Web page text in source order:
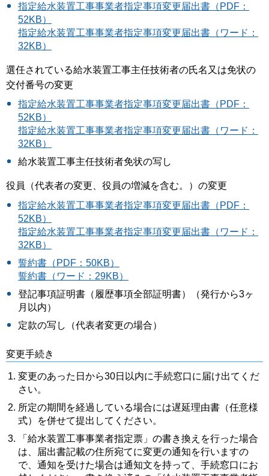
指定給水装置工事事業者指定事項変更届出書（PDF：
52KB）
指定給水装置工事事業者指定事項変更届出書（ワード：
32KB）
選任されている給水装置工事主任技術者の氏名又は免状の
交付番号の変更
指定給水装置工事事業者指定事項変更届出書（PDF：
52KB）
指定給水装置工事事業者指定事項変更届出書（ワード：
32KB）
給水装置工事主任技術者免状の写し
役員（代表者の変更、役員の増減を含む。）の変更
指定給水装置工事事業者指定事項変更届出書（PDF：
52KB）
指定給水装置工事事業者指定事項変更届出書（ワード：
32KB）
誓約書（PDF：50KB）
誓約書（ワード：29KB）
登記事項証明書（履歴事項全部証明書）（発行から3ヶ
月以内）
定款の写し（代表者変更の場合）
変更手続き
変更のあった日から30日以内に手続窓口に届け出てくだ
さい。
所定の期間を経過している場合には遅延理由書（任意様
式）を併せて提出してください。
「給水装置工事事業者指定票」の書き換えを行った場合
は、届出書記載の住所宛てに変更の通知を行いますの
で、通知を受けた場合は通知文を持って、手続窓口にお